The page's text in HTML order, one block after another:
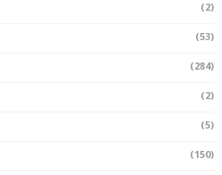
(2)
(53)
(284)
(2)
(5)
(150)